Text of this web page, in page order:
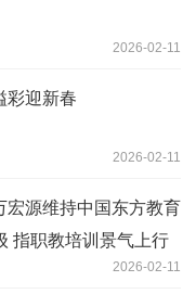
2026-02-11
彩迎新春
2026-02-11
宏源维持中国东方教育
指职教培训景气上行
2026-02-11